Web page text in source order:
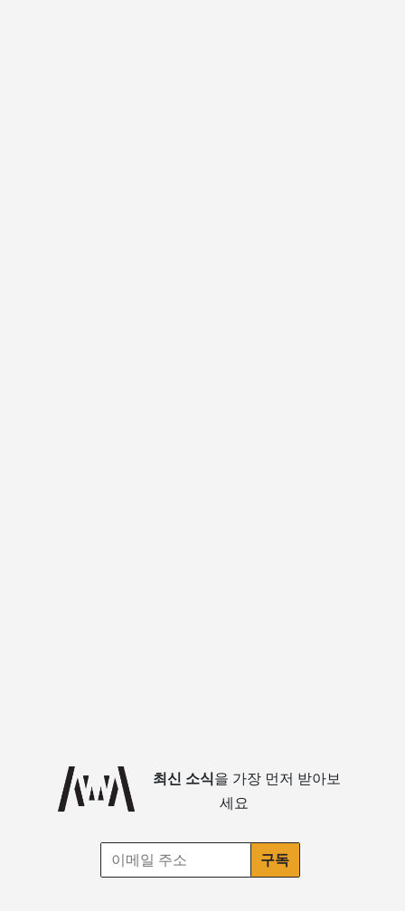
최신 소식을 가장 먼저 받아보
세요